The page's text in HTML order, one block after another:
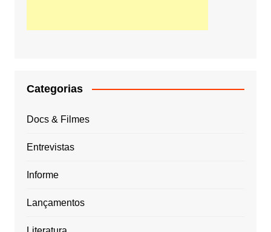
Categorias
Docs & Filmes
Entrevistas
Informe
Lançamentos